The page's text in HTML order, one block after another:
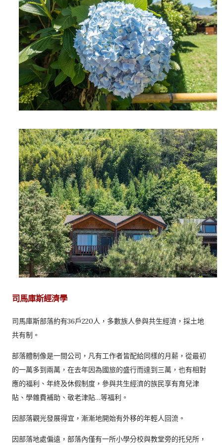
司馬庫斯經濟學
司馬庫斯部落約有36戶220人，多數族人參與共生經濟，採土地
共有制。
部落體制像是一間公司，凡有工作者皆配給同樣的月薪，從最初
的一萬多到兩萬，在去年因為國旅的盛行而達到三萬，也有相對
應的福利、年終及休假制度，參與共生經濟的族民享有育兒津
貼、學雜費補助、敬老津貼…等福利。
因部落觀光發展得宜，漸漸地開始有外移的年輕人回流。
因部落地處偏遠，部落內僅有一所小學分校與教堂旁的托兒所，